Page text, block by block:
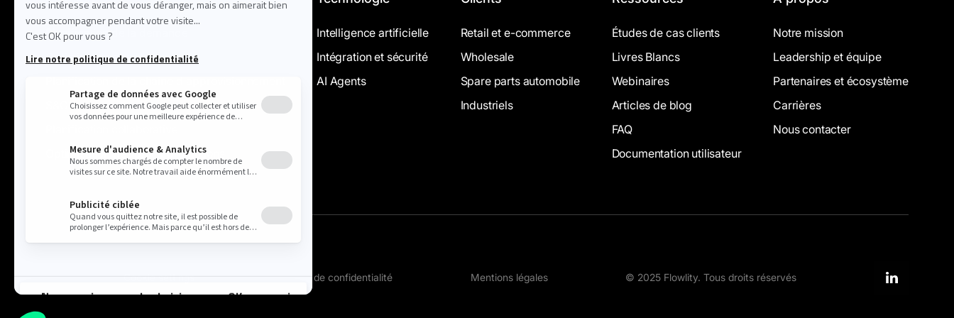
Planification de la demande
Optimisation des stocks
S&OP
Optimisation des prix & promotions
Intelligence artificielle
Intégration et sécurité
AI Agents
Retail et e-commerce
Wholesale
Spare parts automobile
Industriels
Études de cas clients
Livres Blancs
Webinaires
Articles de blog
FAQ
Documentation utilisateur
Notre mission
Leadership et équipe
Partenaires et écosystème
Carrières
Nous contacter
Politique de confidentialité Mentions légales © 2025 Flowlity. Tous droits réservés